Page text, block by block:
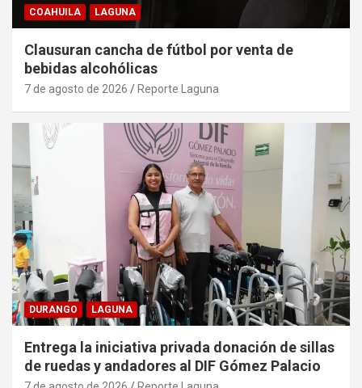
COAHUILA LAGUNA
Clausuran cancha de fútbol por venta de
bebidas alcohólicas
7 de agosto de 2026 Reporte Laguna
DURANGO LAGUNA
Entrega la iniciativa privada donación de sillas
de ruedas y andadores al DIF Gómez Palacio